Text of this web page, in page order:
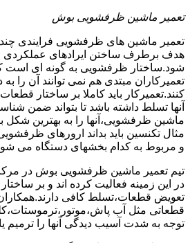
تعمیر ماشین ظرفشویی بوش
تعمیر ماشین های ظرفشویی فرایندی
هدف برطرف ساختن ایرادهای عملکردی
شود.ساختار ظرفشویی به گونه ای است
تعمیرکاران مبتدی هم نمی توانند آن را به
کنند.تعمیرکار باید کاملا بر ساختار
آنها تسلط داشته باشد تا بتواند ضمن
ماشین ظرفشویی،آنها را به بهترین
مثال تکنسین باید بداند ارورهای
و مربوط به کدام بخشهای دستگاه می
تیم تعمیر ماشین ظرفشویی بوش در
در این زمینه فعالیت کرده اند و بر
تعویض قطعات،تسلط کافی
قطعاتی مثل آب
توجه به شدت آسیب دیدگی آنها را ترمیم